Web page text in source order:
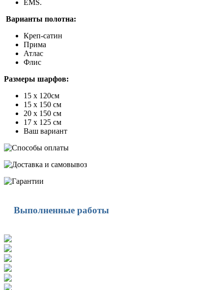
EMS.
Варианты полотна:
Креп-сатин
Прима
Атлас
Флис
Размеры шарфов:
15 х 120см
15 х 150 см
20 х 150 см
17 х 125 см
Ваш вариант
Выполненные работы